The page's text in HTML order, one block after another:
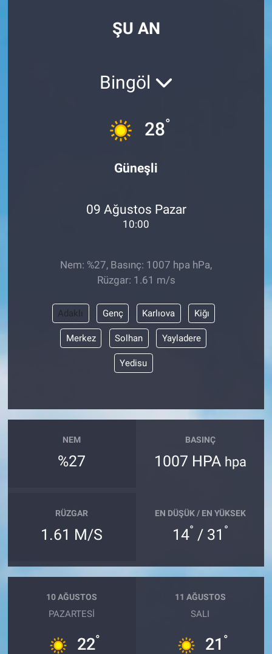
ŞU AN
Bingöl
28°
Güneşli
09 Ağustos Pazar
10:00
Nem: %27, Basınç: 1007 hpa hPa,
Rüzgar: 1.61 m/s
Adaklı Genç Karlıova Kiğı
Merkez Solhan Yayladere
Yedisu
NEM
%27
BASINÇ
1007 HPA hpa
RÜZGAR
1.61 M/S
EN DÜŞÜK / EN YÜKSEK
14° / 31 °
10 AĞUSTOS
PAZARTESI
22°
11 AĞUSTOS
SALI
21 °